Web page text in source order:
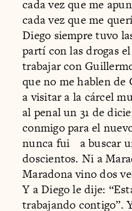
cada vez que me
cada vez que me
Diego siempre tuvo
partí con las drogas
trabajar con
que no me hablen
a visitar a la cárcel
al penal un 31 de
conmigo para el
nunca fui a buscar
doscientos. Ni a
Maradona vino dos
Y a Diego le dije:
trabajando contigo”.